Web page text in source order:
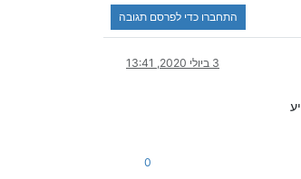
התחברו כדי לפרסם תגובה
3 ביולי 2020, 13:41
0